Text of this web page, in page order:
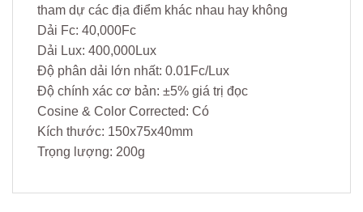
tham dự các địa điểm khác nhau hay không
Dải Fc: 40,000Fc
Dải Lux: 400,000Lux
Độ phân dải lớn nhất: 0.01Fc/Lux
Độ chính xác cơ bản: ±5% giá trị đọc
Cosine & Color Corrected: Có
Kích thước: 150x75x40mm
Trọng lượng: 200g